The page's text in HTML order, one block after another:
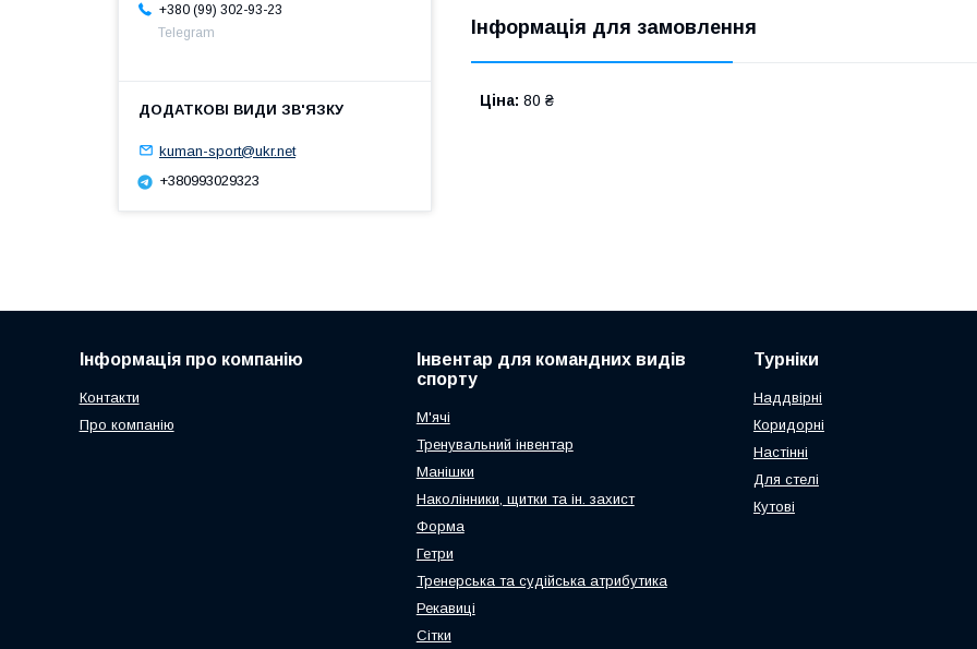
Інформація для замовлення
Ціна: 80 ₴
+380 (99) 302-93-23
Telegram
kuman-sport@ukr.net
+380993029323
Інформація про компанію
Контакти
Про компанію
Інвентар для командних видів
спорту
М'ячі
Тренувальний інвентар
Манішки
Наколінники, щитки та ін. захист
Форма
Гетри
Тренерська та судійська атрибутика
Рекавиці
Сітки
Турніки
Наддвірні
Коридорні
Настінні
Для стелі
Кутові